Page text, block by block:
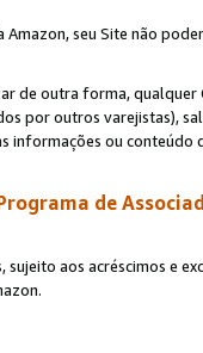
seu Site não
de outra forma,
por outros varejistas),
informações ou
de
sujeito aos acréscimos e